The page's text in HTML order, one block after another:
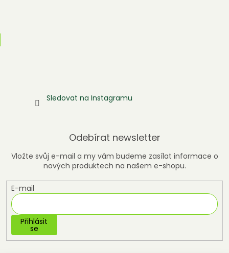
Sledovat na Instagramu
Odebírat newsletter
Vložte svůj e-mail a my vám budeme zasílat informace o
nových produktech na našem e-shopu.
E-mail
Přihlásit
se